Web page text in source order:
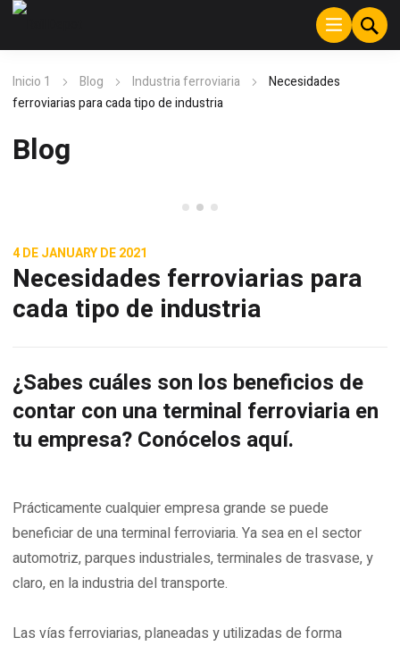
Inicio 1 Blog Industria ferroviaria
Necesidades
ferroviarias para cada tipo de industria
Blog
4 DE JANUARY DE 2021
Necesidades ferroviarias para
cada tipo de industria
¿Sabes cuáles son los beneficios de
contar con una terminal ferroviaria en
tu empresa? Conócelos aquí.
Prácticamente cualquier empresa grande se puede
beneficiar de una terminal ferroviaria. Ya sea en el sector
automotriz, parques industriales, terminales de trasvase, y
claro, en la industria del transporte.
Las vías ferroviarias, planeadas y utilizadas de forma